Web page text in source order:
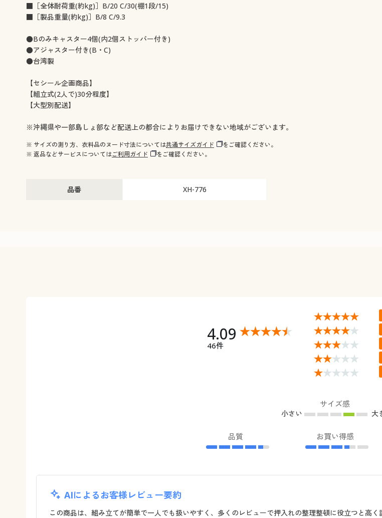
■［全体耐荷重(約kg)］B/20 C/30(棚1段/15)
■［製品重量(約kg)］B/8 C/9.3
●Bのみキャスター4個(内2個ストッパー付き)
●アジャスター付き(B・C)
●台湾製
【セシール企画商品】
【組立式(2人で)30分程度】
【大型別配送】
※沖縄県や一部島しょ部など配送上の都合によりお届けできない地域がございます。
※ サイズの測り方、衣料品のヌード寸法については共通サイズガイド
をご確認ください。
※ 返品などサービスについてはご利用ガイド をご確認ください。
品番 XH-776
4.09
46件
サイズ感
小さい 大
品質 お買い得感
AIによるお客様レビュー要約
この商品は、組み立てが簡単で一人でも扱いやすく、多くのレビューで押入れの整理整頓に役立つと高